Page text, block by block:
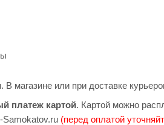
. В магазине или при доставке
платеж картой. Картой можно
Samokatov.ru (перед оплатой